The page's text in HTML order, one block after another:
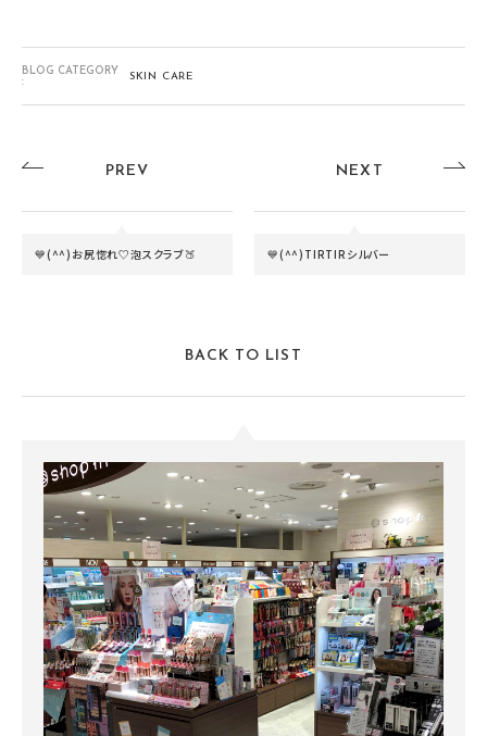
BLOG CATEGORY
:
SKIN CARE
PREV
💙(^^)お尻惚れ♡泡スクラブ🍑
NEXT
💙(^^)TIRTIRシルバー
BACK TO LIST